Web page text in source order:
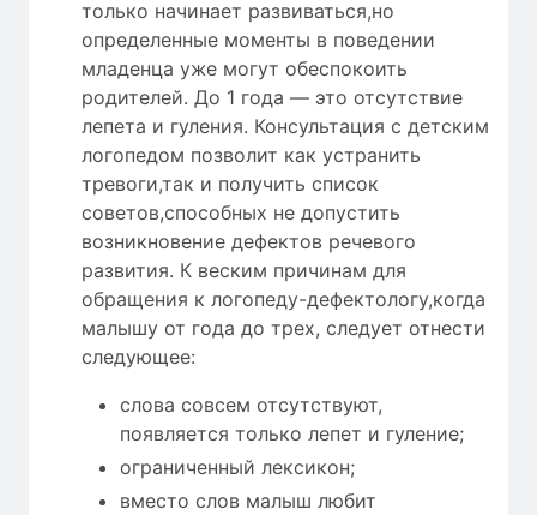
только начинает развиваться,но
определенные моменты в поведении
младенца уже могут обеспокоить
родителей. До 1 года — это отсутствие
лепета и гуления. Консультация с детским
логопедом позволит как устранить
тревоги,так и получить список
советов,способных не допустить
возникновение дефектов речевого
развития. К веским причинам для
обращения к логопеду-дефектологу,когда
малышу от года до трех, следует отнести
следующее:
слова совсем отсутствуют,
появляется только лепет и гуление;
ограниченный лексикон;
вместо слов малыш любит